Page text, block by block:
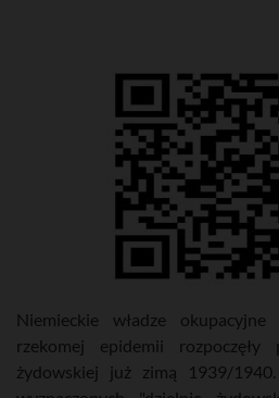
Niemieckie władze
rzekomej epidemii rozpoczęły
żydowskiej już zimą 1939/